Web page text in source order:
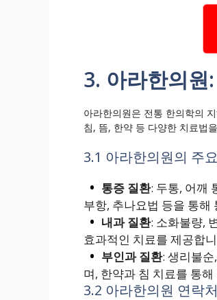
3. 아라한의
아라한의원은 전통 한의학의
침, 뜸, 한약 등 다양한 치료법
3.1 아라한의원의 주
통증 질환: 두통, 어깨
부항, 추나요법 등을 통해
내과 질환: 소화불량,
효과적인 치료를 제공합
부인과 질환: 생리불
며, 한약과 침 치료를 통
3.2 아라한의원 연락